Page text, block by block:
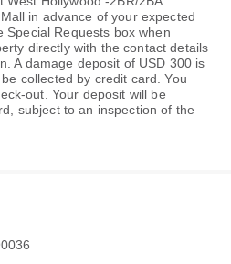
in advance of your expected
Special Requests box when
directly with the contact details
A damage deposit of USD 300 is
collected by credit card. You
out. Your deposit will be
subject to an inspection of the